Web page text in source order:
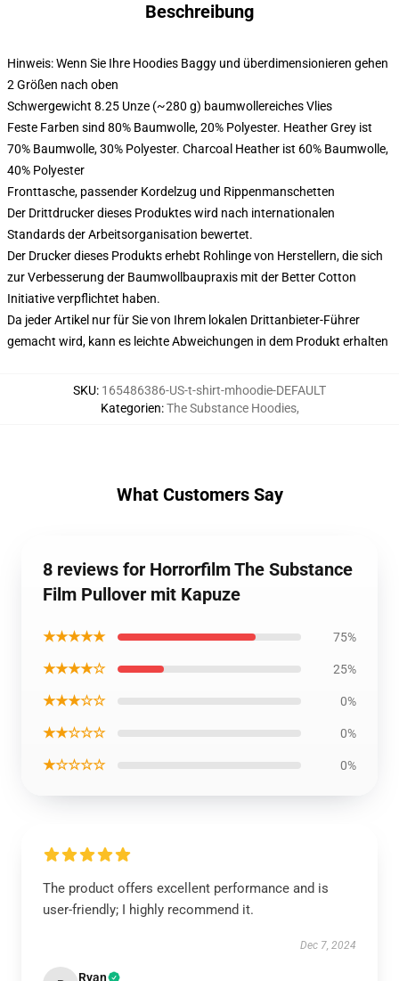
Beschreibung
Hinweis: Wenn Sie Ihre Hoodies Baggy und überdimensionieren gehen
2 Größen nach oben
Schwergewicht 8.25 Unze (~280 g) baumwollereiches Vlies
Feste Farben sind 80% Baumwolle, 20% Polyester. Heather Grey ist
70% Baumwolle, 30% Polyester. Charcoal Heather ist 60% Baumwolle,
40% Polyester
Fronttasche, passender Kordelzug und Rippenmanschetten
Der Drittdrucker dieses Produktes wird nach internationalen
Standards der Arbeitsorganisation bewertet.
Der Drucker dieses Produkts erhebt Rohlinge von Herstellern, die sich
zur Verbesserung der Baumwollbaupraxis mit der Better Cotton
Initiative verpflichtet haben.
Da jeder Artikel nur für Sie von Ihrem lokalen Drittanbieter-Führer
gemacht wird, kann es leichte Abweichungen in dem Produkt erhalten
SKU: 165486386-US-t-shirt-mhoodie-DEFAULT
Kategorien:The Substance Hoodies,
What Customers Say
8 reviews for Horrorfilm The Substance
Film Pullover mit Kapuze
★★★★★ 75%
★★★★☆ 25%
★★★☆☆ 0%
★★☆☆☆ 0%
★☆☆☆☆ 0%
The product offers excellent performance and is
user-friendly; I highly recommend it.
Dec 7, 2024
Ryan